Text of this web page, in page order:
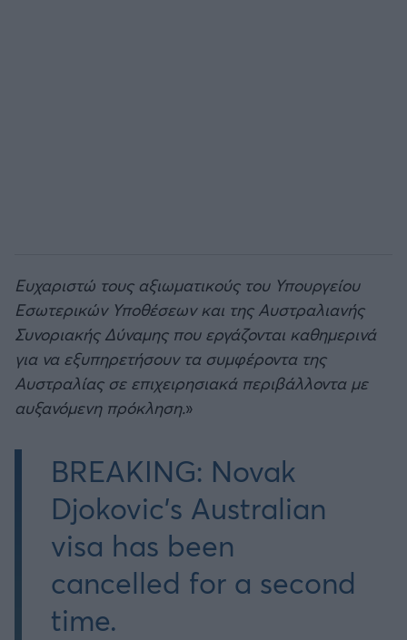
Ευχαριστώ τους αξιωματικούς του Υπουργείου
Εσωτερικών Υποθέσεων και της Αυστραλιανής
Συνοριακής Δύναμης που εργάζονται καθημερινά
για να εξυπηρετήσουν τα συμφέροντα της
Αυστραλίας σε επιχειρησιακά περιβάλλοντα με
αυξανόμενη πρόκληση.»
BREAKING: Novak
Djokovic's Australian
visa has been
cancelled for a second
time.